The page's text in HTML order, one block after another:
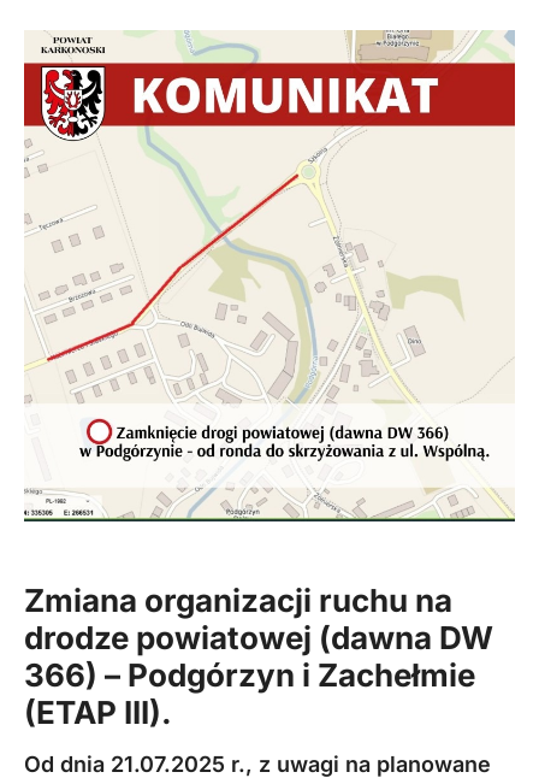
Zmiana organizacji ruchu na
drodze powiatowej (dawna DW
366) – Podgórzyn i Zachełmie
(ETAP III).
Od dnia 21.07.2025 r., z uwagi na planowane